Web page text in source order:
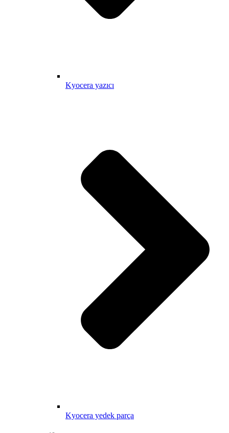
Kyocera yazıcı
Kyocera yedek parça